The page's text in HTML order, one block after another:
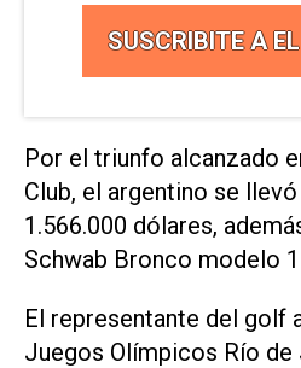
SUSCRIBITE A
Por el triunfo alcanzado
Club, el argentino se
1.566.000 dólares,
Schwab Bronco modelo
El representante del golf
Juegos Olímpicos Río de